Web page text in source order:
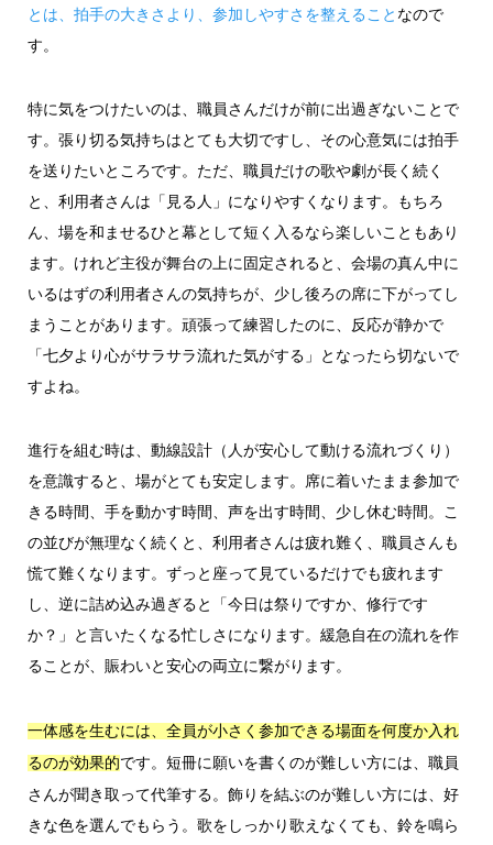
とは、拍手の大きさより、参加しやすさを整えること なので
す。
特に気をつけたいのは、職員さんだけが前に出過ぎないことで
す。張り切る気持ちはとても大切ですし、その心意気には拍手
を送りたいところです。ただ、職員だけの歌や劇が長く続く
と、利用者さんは「見る人」になりやすくなります。もちろ
ん、場を和ませるひと幕として短く入るなら楽しいこともあり
ます。けれど主役が舞台の上に固定されると、会場の真ん中に
いるはずの利用者さんの気持ちが、少し後ろの席に下がってし
まうことがあります。頑張って練習したのに、反応が静かで
「七夕より心がサラサラ流れた気がする」となったら切ないで
すよね。
進行を組む時は、動線設計（人が安心して動ける流れづくり）
を意識すると、場がとても安定します。席に着いたまま参加で
きる時間、手を動かす時間、声を出す時間、少し休む時間。こ
の並びが無理なく続くと、利用者さんは疲れ難く、職員さんも
慌て難くなります。ずっと座って見ているだけでも疲れます
し、逆に詰め込み過ぎると「今日は祭りですか、修行です
か？」と言いたくなる忙しさになります。緩急自在の流れを作
ることが、賑わいと安心の両立に繋がります。
一体感を生むには、全員が小さく参加できる場面を何度か入れ
るのが効果的です。短冊に願いを書くのが難しい方には、職員
さんが聞き取って代筆する。飾りを結ぶのが難しい方には、好
きな色を選んでもらう。歌をしっかり歌えなくても、鈴を鳴ら